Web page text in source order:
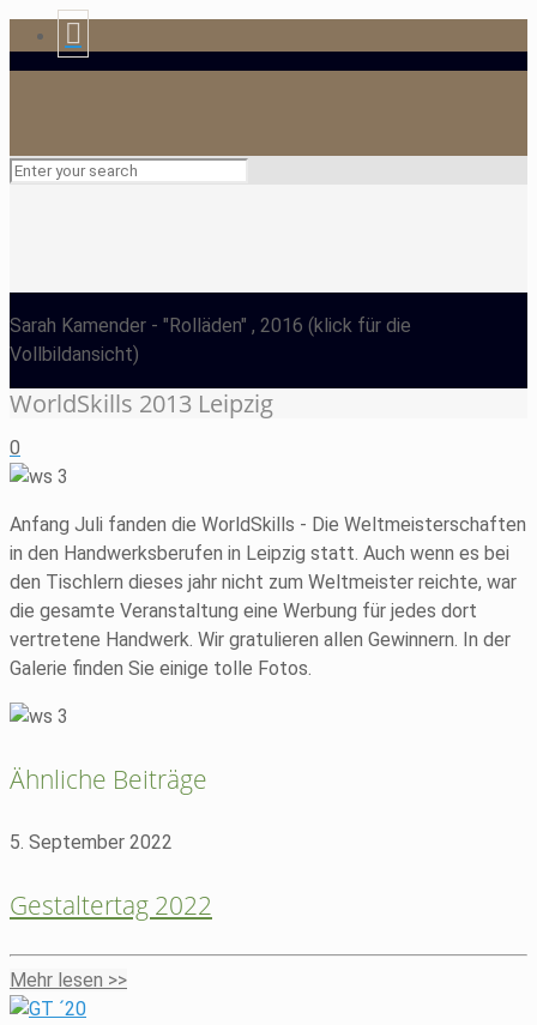
Sarah Kamender - "Rolläden" , 2016 (klick für die
Vollbildansicht)
WorldSkills 2013 Leipzig
0
Anfang Juli fanden die WorldSkills - Die Weltmeisterschaften
in den Handwerksberufen in Leipzig statt. Auch wenn es bei
den Tischlern dieses jahr nicht zum Weltmeister reichte, war
die gesamte Veranstaltung eine Werbung für jedes dort
vertretene Handwerk. Wir gratulieren allen Gewinnern. In der
Galerie finden Sie einige tolle Fotos.
Ähnliche Beiträge
5. September 2022
Gestaltertag 2022
Mehr lesen >>